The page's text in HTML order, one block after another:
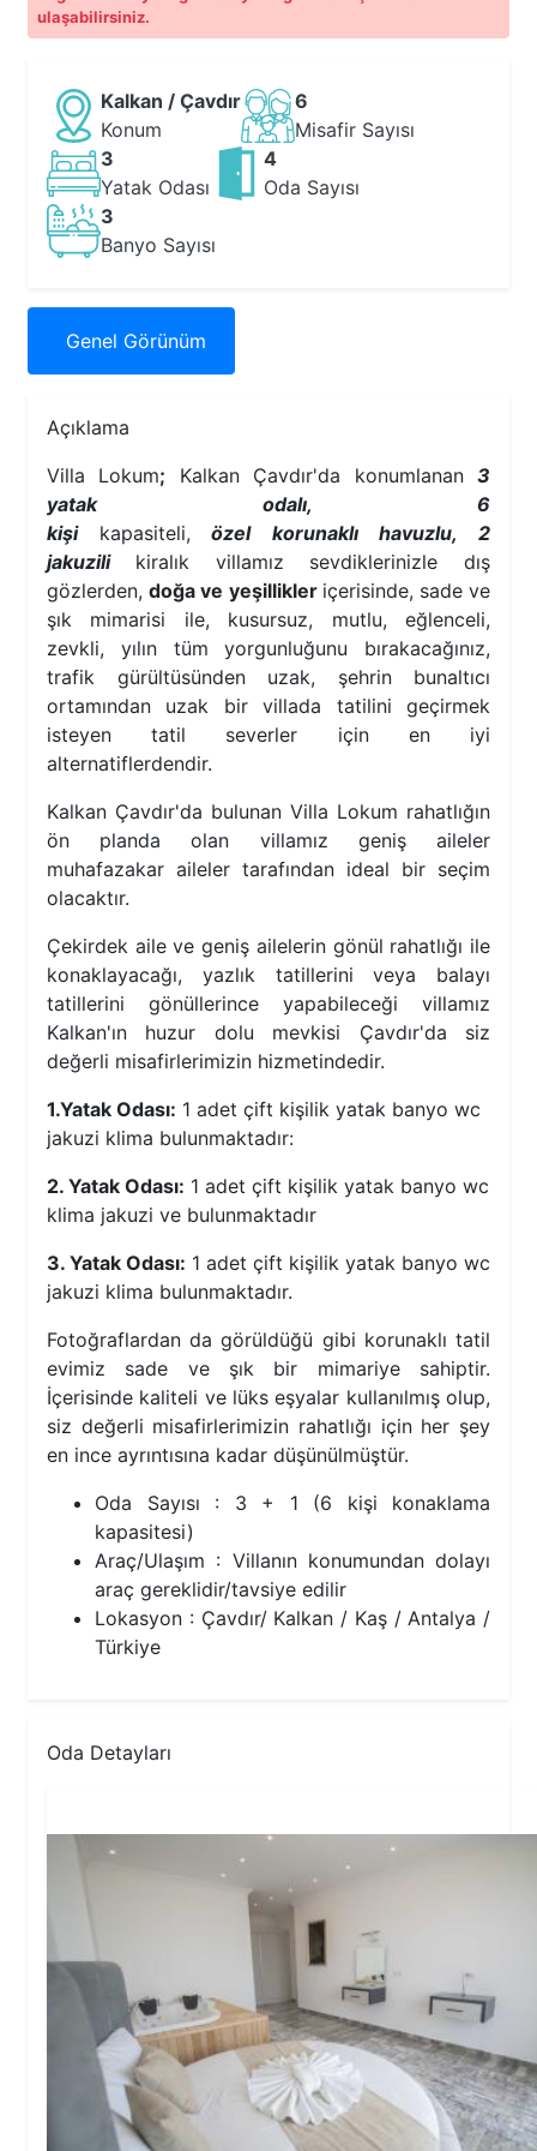
ulaşabilirsiniz.
Kalkan / Çavdır
Konum
6
Misafir Sayısı
3
Yatak Odası
4
Oda Sayısı
3
Banyo Sayısı
Genel Görünüm
Açıklama
Villa Lokum; Kalkan Çavdır'da konumlanan3
yatak odalı, 6
kişi kapasiteli, özelkorunaklıhavuzlu, 2
jakuzili kiralık villamız sevdiklerinizle dış
gözlerden,doğa ve yeşillikler içerisinde, sade ve
şık mimarisi ile, kusursuz, mutlu, eğlenceli,
zevkli, yılın tüm yorgunluğunu bırakacağınız,
trafik gürültüsünden uzak, şehrin bunaltıcı
ortamından uzak bir villada tatilini geçirmek
isteyen tatil severler için en iyi
alternatiflerdendir.
Kalkan Çavdır'da bulunan Villa Lokum rahatlığın
ön planda olan villamız geniş aileler
muhafazakar aileler tarafından ideal bir seçim
olacaktır.
Çekirdek aile ve geniş ailelerin gönül rahatlığı ile
konaklayacağı, yazlık tatillerini veya balayı
tatillerini gönüllerince yapabileceği villamız
Kalkan'ın huzur dolu mevkisi Çavdır'da siz
değerli misafirlerimizin hizmetindedir.
1.Yatak Odası: 1 adet çift kişilik yatak banyo wc
jakuzi klima bulunmaktadır:
2. Yatak Odası: 1 adet çift kişilik yatak banyo wc
klima jakuzi ve bulunmaktadır
3. Yatak Odası: 1 adet çift kişilik yatak banyo wc
jakuzi klima bulunmaktadır.
Fotoğraflardan da görüldüğü gibi korunaklı tatil
evimiz sade ve şık bir mimariye sahiptir.
İçerisinde kaliteli ve lüks eşyalar kullanılmış olup,
siz değerli misafirlerimizin rahatlığı için her şey
en ince ayrıntısına kadar düşünülmüştür.
Oda Sayısı : 3 + 1 (6 kişi konaklama
kapasitesi)
Araç/Ulaşım : Villanın konumundan dolayı
araç gereklidir/tavsiye edilir
Lokasyon : Çavdır/ Kalkan / Kaş / Antalya /
Türkiye
Oda Detayları